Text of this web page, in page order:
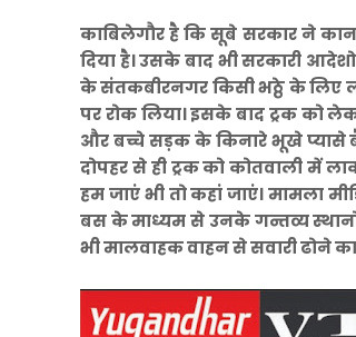
काबिलेगौर है कि सूबे सरकार ने
दिया है। उसके बाद भी सरकारी
के संतकबीरनगर किसी भठ्ठे के लिए
पर रोक लिया। इसके बाद ट्रक को
और बच्चे सड़क के किनारे भूखे प्यासे
दोपहर से ही ट्रक को कोतवाली में
हम जाएं भी तो कहां जाएं। मामला
बस के माध्यम से उनके गन्तव्य स्थानों
भी मालवाहक वाहन से सवारी ढोने का